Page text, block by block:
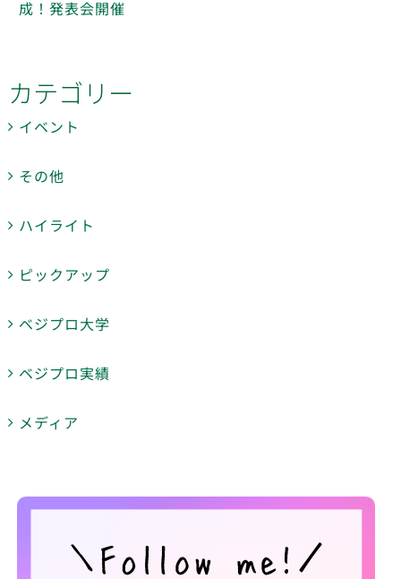
成！発表会開催
カテゴリー
イベント
その他
ハイライト
ピックアップ
ベジプロ大学
ベジプロ実績
メディア